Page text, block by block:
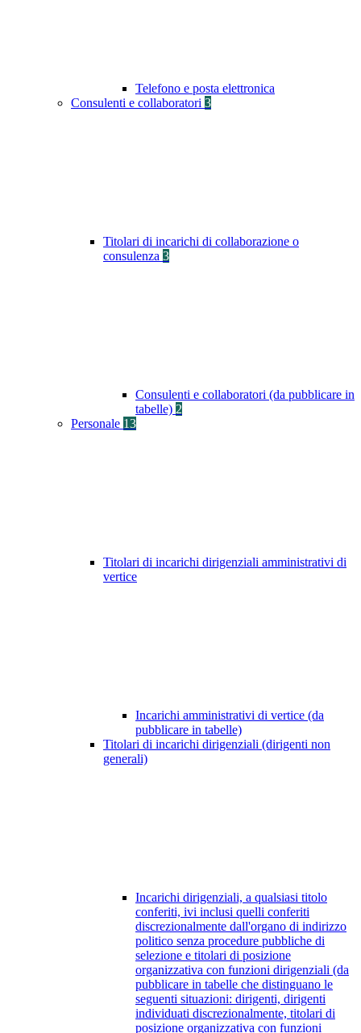
Telefono e posta elettronica
Consulenti e collaboratori 3
Titolari di incarichi di collaborazione o
consulenza 3
Consulenti e collaboratori (da pubblicare in
tabelle) 2
Personale 13
Titolari di incarichi dirigenziali amministrativi di
vertice
Incarichi amministrativi di vertice (da
pubblicare in tabelle)
Titolari di incarichi dirigenziali (dirigenti non
generali)
Incarichi dirigenziali, a qualsiasi titolo
conferiti, ivi inclusi quelli conferiti
discrezionalmente dall'organo di indirizzo
politico senza procedure pubbliche di
selezione e titolari di posizione
organizzativa con funzioni dirigenziali (da
pubblicare in tabelle che distinguano le
seguenti situazioni: dirigenti, dirigenti
individuati discrezionalmente, titolari di
posizione organizzativa con funzioni